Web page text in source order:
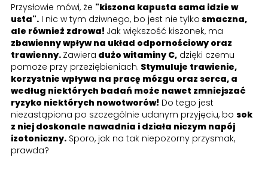
Przysłowie mówi, że "kiszona kapusta sama idzie w
usta". I nic w tym dziwnego, bo jest nie tylko smaczna,
ale również zdrowa! Jak większość kiszonek, ma
zbawienny wpływ na układ odpornościowy oraz
trawienny. Zawiera dużo witaminy C, dzięki czemu
pomoże przy przeziębieniach. Stymuluje trawienie,
korzystnie wpływa na pracę mózgu oraz serca, a
według niektórych badań może nawet zmniejszać
ryzyko niektórych nowotworów! Do tego jest
niezastąpiona po szczególnie udanym przyjęciu, bo sok
z niej doskonale nawadnia i działa niczym napój
izotoniczny. Sporo, jak na tak niepozorny przysmak,
prawda?